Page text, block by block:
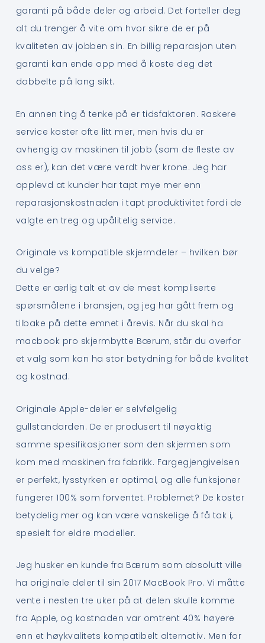
garanti på både deler og arbeid. Det forteller deg
alt du trenger å vite om hvor sikre de er på
kvaliteten av jobben sin. En billig reparasjon uten
garanti kan ende opp med å koste deg det
dobbelte på lang sikt.
En annen ting å tenke på er tidsfaktoren. Raskere
service koster ofte litt mer, men hvis du er
avhengig av maskinen til jobb (som de fleste av
oss er), kan det være verdt hver krone. Jeg har
opplevd at kunder har tapt mye mer enn
reparasjonskostnaden i tapt produktivitet fordi de
valgte en treg og upålitelig service.
Originale vs kompatible skjermdeler – hvilken bør
du velge?
Dette er ærlig talt et av de mest kompliserte
spørsmålene i bransjen, og jeg har gått frem og
tilbake på dette emnet i årevis. Når du skal ha
macbook pro skjermbytte Bærum, står du overfor
et valg som kan ha stor betydning for både kvalitet
og kostnad.
Originale Apple-deler er selvfølgelig
gullstandarden. De er produsert til nøyaktig
samme spesifikasjoner som den skjermen som
kom med maskinen fra fabrikk. Fargegjengivelsen
er perfekt, lysstyrken er optimal, og alle funksjoner
fungerer 100% som forventet. Problemet? De koster
betydelig mer og kan være vanskelige å få tak i,
spesielt for eldre modeller.
Jeg husker en kunde fra Bærum som absolutt ville
ha originale deler til sin 2017 MacBook Pro. Vi måtte
vente i nesten tre uker på at delen skulle komme
fra Apple, og kostnaden var omtrent 40% høyere
enn et høykvalitets kompatibelt alternativ. Men for